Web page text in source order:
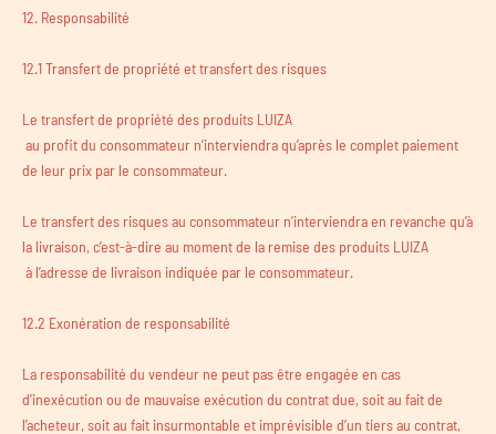
12. Responsabilité
12.1 Transfert de propriété et transfert des risques
Le transfert de propriété des produits LUIZA
au profit du consommateur n’interviendra qu’après le complet paiement
de leur prix par le consommateur.
Le transfert des risques au consommateur n’interviendra en revanche qu’à
la livraison, c’est-à-dire au moment de la remise des produits LUIZA
à l’adresse de livraison indiquée par le consommateur.
12.2 Exonération de responsabilité
La responsabilité du vendeur ne peut pas être engagée en cas
d’inexécution ou de mauvaise exécution du contrat due, soit au fait de
l’acheteur, soit au fait insurmontable et imprévisible d’un tiers au contrat,